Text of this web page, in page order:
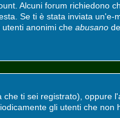
Alcuni forum richiedono
Se ti è stata inviata un'e-
anonimi che abusano
ti sei registrato), oppure
gli utenti che non